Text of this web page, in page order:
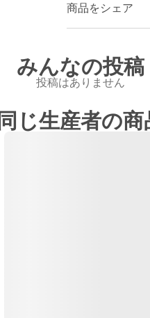
商品をシェア
みんなの投稿
投稿はありません
同じ生産者の商